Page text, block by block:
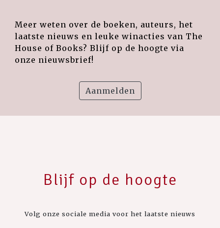
Meer weten over de boeken, auteurs, het
laatste nieuws en leuke winacties van The
House of Books? Blijf op de hoogte via
onze nieuwsbrief!
Aanmelden
Blijf op de hoogte
Volg onze sociale media voor het laatste nieuws